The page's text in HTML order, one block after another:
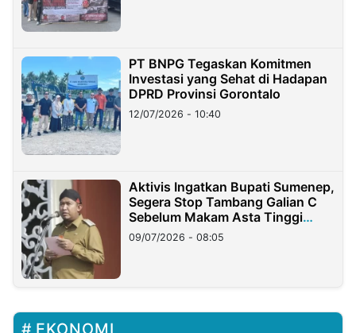
PT BNPG Tegaskan Komitmen
Investasi yang Sehat di Hadapan
DPRD Provinsi Gorontalo
12/07/2026 - 10:40
Aktivis Ingatkan Bupati Sumenep,
Segera Stop Tambang Galian C
Sebelum Makam Asta Tinggi
Longsor
09/07/2026 - 08:05
EKONOMI